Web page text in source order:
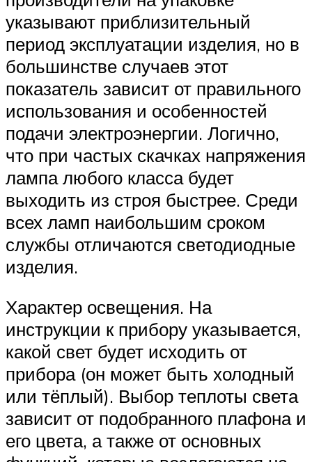
указывают приблизительный
период эксплуатации изделия, но в
большинстве случаев этот
показатель зависит от правильного
использования и особенностей
подачи электроэнергии. Логично,
что при частых скачках напряжения
лампа любого класса будет
выходить из строя быстрее. Среди
всех ламп наибольшим сроком
службы отличаются светодиодные
изделия.
Характер освещения. На
инструкции к прибору указывается,
какой свет будет исходить от
прибора (он может быть холодный
или тёплый). Выбор теплоты света
зависит от подобранного плафона и
его цвета, а также от основных